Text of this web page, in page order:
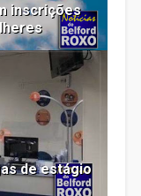
inscrições
de estágio